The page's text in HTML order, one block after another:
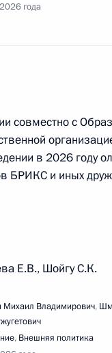
с членами
года
совместно с
в 2026 году
БРИКС и иных
Е.В., Шойгу С.К.
Михаил Владимирович,
, Внешняя политика